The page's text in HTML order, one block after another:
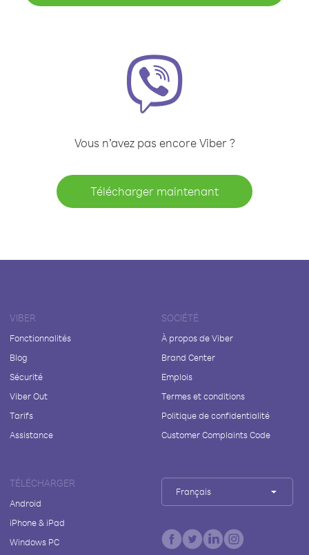
Vous n’avez pas encore Viber ?
Télécharger maintenant
VIBER
Fonctionnalités
Blog
Sécurité
Viber Out
Tarifs
Assistance
SOCIÉTÉ
À propos de Viber
Brand Center
Emplois
Termes et conditions
Politique de confidentialité
Customer Complaints Code
TÉLÉCHARGER
Android
iPhone & iPad
Windows PC
Français